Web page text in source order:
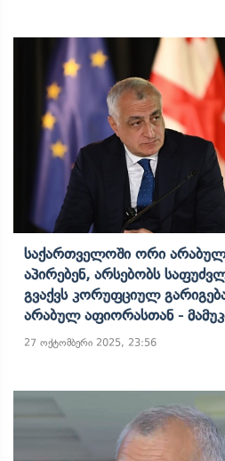
Საქართველოში Ორი
Აპირებენ, Არსებობს
Გვაქვს Კორუფციულ
Არაბულ Აფიორასთან -
27 ოქტომბერი 2025, 23:56